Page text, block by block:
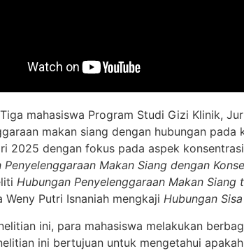
mahasiswa Program Studi Gizi Klinik,
makan siang dengan hubungan
2025 dengan fokus pada aspek
Penyelenggaraan Makan Siang dengan
Hubungan Penyelenggaraan Makan
Weny Putri Isnaniah mengkaji Hubungan
ini, para mahasiswa melakukan
ini bertujuan untuk mengetahui